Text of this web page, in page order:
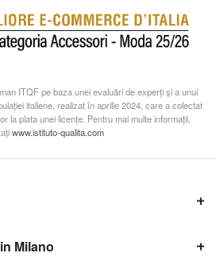
ITQF pe baza unei evaluări de experți și a unui
italiene, realizat în aprilie 2024, care a colectat
la plata unei licențe. Pentru mai multe informații,
www.istituto-qualita.com
Milano